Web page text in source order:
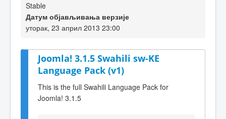
Stable
Датум објављивања верзије
уторак, 23 април 2013 23:00
Joomla! 3.1.5 Swahili sw-KE
Language Pack (v1)
This is the full Swahili Language Pack for
Joomla! 3.1.5